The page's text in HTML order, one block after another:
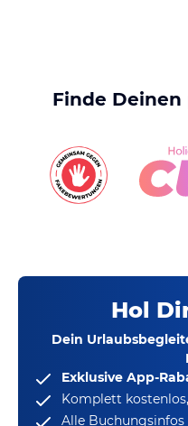
Finde
Hol
Dein
Exklusive App-
Komplett kostenlos,
Alle